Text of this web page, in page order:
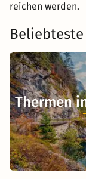
reichen werden.
Thermen